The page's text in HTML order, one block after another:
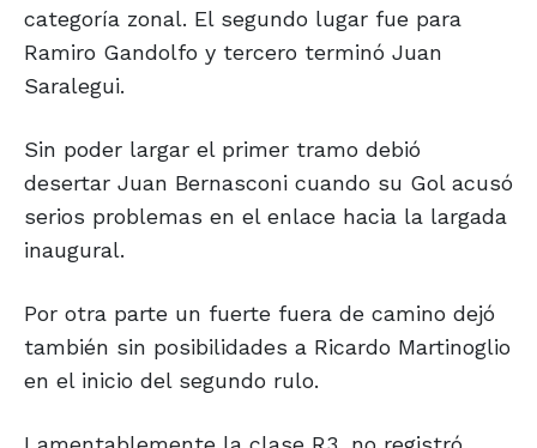
categoría zonal. El segundo lugar fue para
Ramiro Gandolfo y tercero terminó Juan
Saralegui.
Sin poder largar el primer tramo debió
desertar Juan Bernasconi cuando su Gol acusó
serios problemas en el enlace hacia la largada
inaugural.
Por otra parte un fuerte fuera de camino dejó
también sin posibilidades a Ricardo Martinoglio
en el inicio del segundo rulo.